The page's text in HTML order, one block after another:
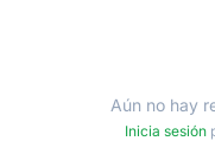
Aún no hay
Inicia sesión